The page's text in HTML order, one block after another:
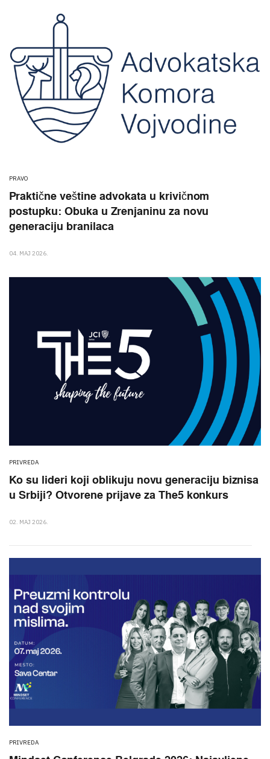
PRAVO
Praktične veštine advokata u krivičnom
postupku: Obuka u Zrenjaninu za novu
generaciju branilaca
04. MAJ 2026.
PRIVREDA
Ko su lideri koji oblikuju novu generaciju biznisa
u Srbiji? Otvorene prijave za The5 konkurs
02. MAJ 2026.
PRIVREDA